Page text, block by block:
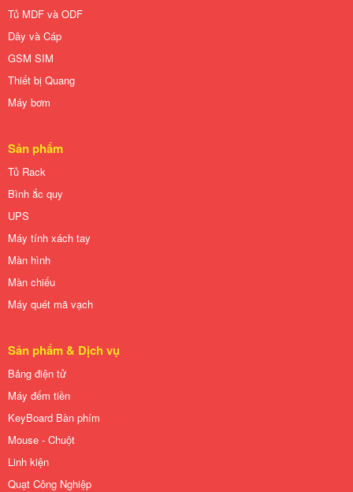
Tủ MDF và ODF
Dây và Cáp
GSM SIM
Thiết bị Quang
Máy bơm
Sản phẩm
Tủ Rack
Bình ắc quy
UPS
Máy tính xách tay
Màn hình
Màn chiếu
Máy quét mã vạch
Sản phẩm & Dịch vụ
Bảng điện tử
Máy đếm tiền
KeyBoard Bàn phím
Mouse - Chuột
Linh kiện
Quạt Công Nghiệp